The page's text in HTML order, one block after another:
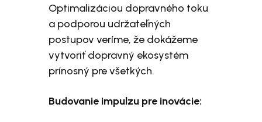
Optimalizáciou dopravného toku
a podporou udržateľných
postupov veríme, že dokážeme
vytvoriť dopravný ekosystém
prínosný pre všetkých.
Budovanie impulzu pre inovácie: